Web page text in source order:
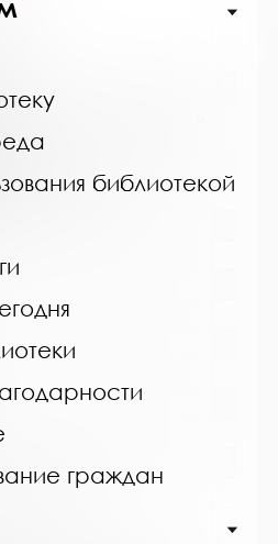
библиотекой
граждан
учреждение "ДК и
Алакуртти"